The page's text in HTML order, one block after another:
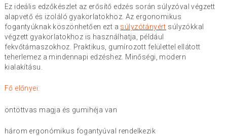
Ez ideális edzőkészlet az erősítő edzés során súlyzóval végzett
alapvető és izoláló gyakorlatokhoz. Az ergonomikus
fogantyúknak köszönhetően ezt a súlyzótányért súlyzókkal
végzett gyakorlatokhoz is használhatja, például
fekvőtámaszokhoz. Praktikus, gumírozott felülettel ellátott
teherlemez a mindennapi edzéshez. Minőségi, modern
kialakításu.
Fő előnyei:
öntöttvas magja és gumihéja van
három ergonómikus fogantyúval rendelkezik